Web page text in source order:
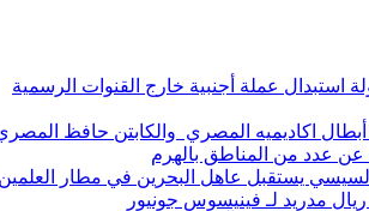
عملة أجنبية خارج القنوات الرسمية
اكاديميه المصري والكابتن حافظ
عن عدد من المناطق بالهرم
يستقبل عاهل البحرين في مطار
مدريد لـ فينيسوس جونيور